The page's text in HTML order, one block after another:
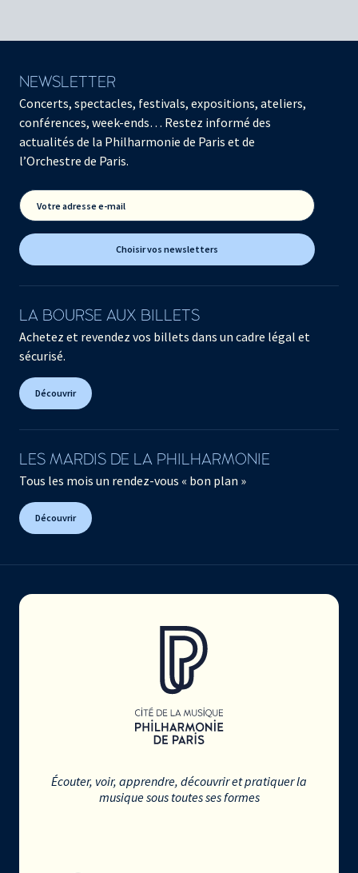
NEWSLETTER
Concerts, spectacles, festivals, expositions, ateliers,
conférences, week-ends… Restez informé des
actualités de la Philharmonie de Paris et de
l’Orchestre de Paris.
Votre adresse e-mail
Choisir vos newsletters
LA BOURSE AUX BILLETS
Achetez et revendez vos billets dans un cadre légal et
sécurisé.
Découvrir
LES MARDIS DE LA PHILHARMONIE
Tous les mois un rendez-vous « bon plan »
Découvrir
Écouter, voir, apprendre, découvrir et pratiquer la
musique sous toutes ses formes